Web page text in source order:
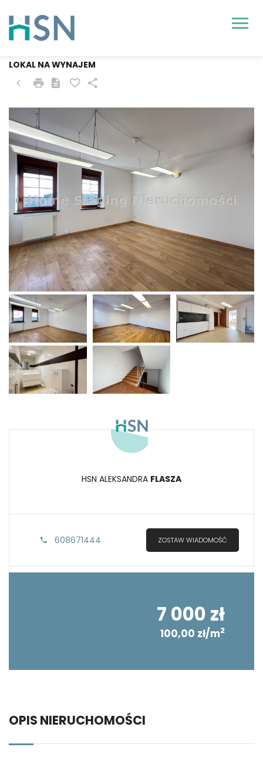
SZCZECIN, STARE MIASTO
LOKAL NA WYNAJEM
HSN ALEKSANDRA FLASZA
608671444 ZOSTAW WIADOMOŚĆ
7 000 zł
100,00 zł/m2
OPIS NIERUCHOMOŚCI